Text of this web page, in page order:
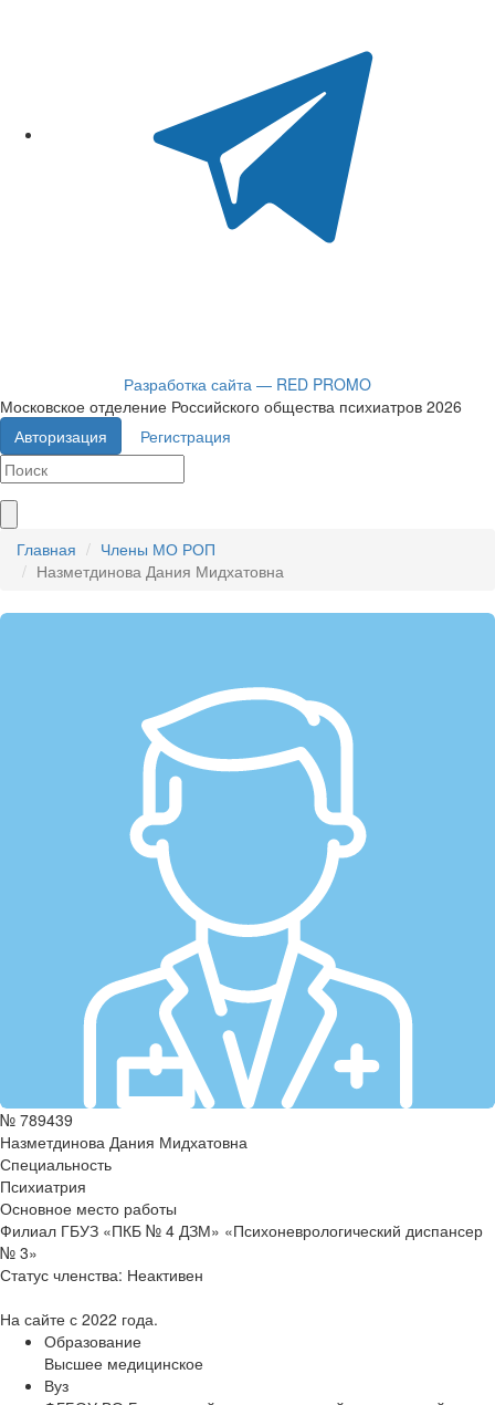
Разработка сайта — RED PROMO
Московское отделение Российского общества психиатров 2026
Авторизация
Регистрация
Главная
Члены МО РОП
Назметдинова Дания Мидхатовна
№ 789439
Назметдинова Дания Мидхатовна
Специальность
Психиатрия
Основное место работы
Филиал ГБУЗ «ПКБ № 4 ДЗМ» «Психоневрологический диспансер
№ 3»
Статус членства: Неактивен
На сайте с 2022 года.
Образование
Высшее медицинское
Вуз